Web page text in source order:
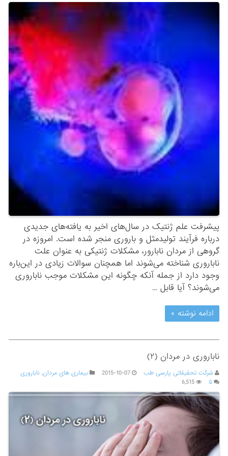
پیشرفت علم ژنتیک در سال‌های اخیر به یافته‌های جدیدی
درباره فرآیند تولیدمثل و باروری منجر شده است. امروزه در
گروهی از مردان نابارور، مشکلات ژنتیکی به عنوان علت
ناباروری شناخته می‌شوند اما همچنان سوالات زیادی در این‌باره
وجود دارد از جمله آنکه چگونه این مشکلات موجب ناباروری
می‌شوند؟ آیا قابل …
ادامه نوشته »
ناباروری در مردان (۲)
شرکت تحقیقاتی پارسی طب 2015-10-07 بیماری های مردان,ناباروری
۵
6,515